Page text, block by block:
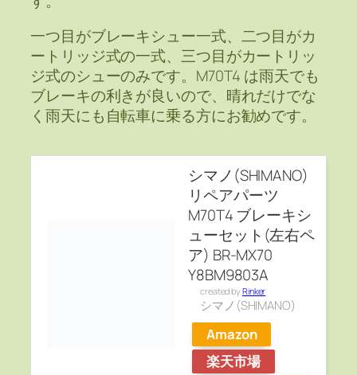
一つ目がブレーキシュー一式、二つ目がカ
ートリッジ式の一式、三つ目がカートリッ
ジ式のシューのみです。M70T4 は雨天でも
ブレーキの利きが良いので、晴れだけでな
く雨天にも自転車に乗る方にお勧めです。
シマノ(SHIMANO)
リペアパーツ
M70T4 ブレーキシ
ューセット(左右ペ
ア) BR-MX70
Y8BM9803A
created byRinker
シマノ(SHIMANO)
Amazon
楽天市場